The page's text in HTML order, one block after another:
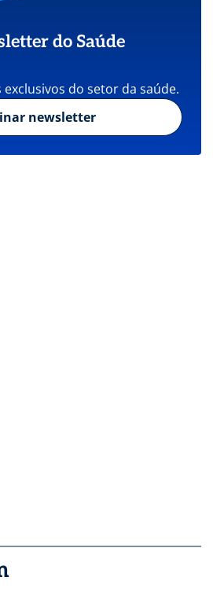
do Saúde
do setor da saúde.
newsletter